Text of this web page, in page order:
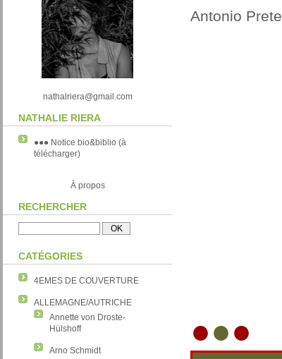
nathalriera@gmail.com
NATHALIE RIERA
●●● Notice bio&biblio (à
télécharger)
À propos
RECHERCHER
CATÉGORIES
4EMES DE COUVERTURE
ALLEMAGNE/AUTRICHE
Annette von Droste-
Hülshoff
Arno Schmidt
Antonio Prete
●●●